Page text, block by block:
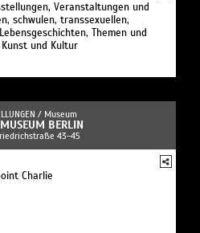
Veranstaltungen und
schwulen, transsexuellen,
Themen und
und Kultur
/ Museum
BERLIN
43-45
Charlie